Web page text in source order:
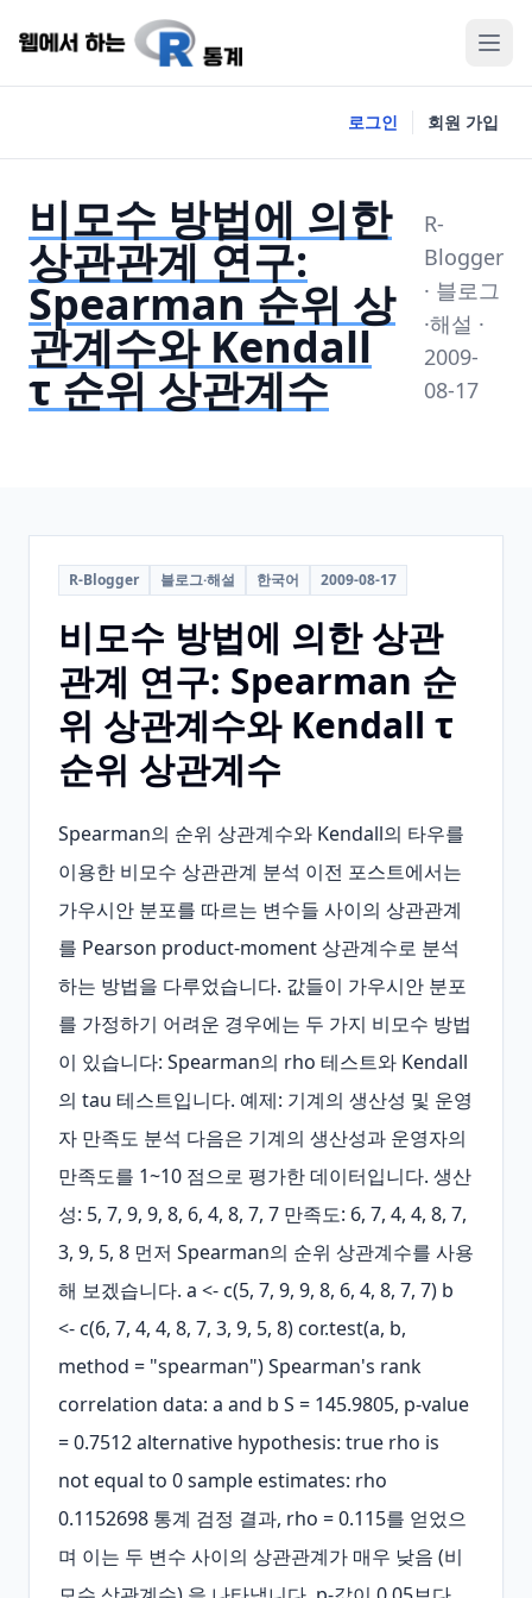
로그인 회원 가입
비모수 방법에 의한
상관관계 연구:
Spearman 순위 상
관계수와 Kendall
τ 순위 상관계수
R-
Blogger
· 블로그
·해설 ·
2009-
08-17
R-Blogger 블로그·해설 한국어 2009-08-17
비모수 방법에 의한 상관
관계 연구: Spearman 순
위 상관계수와 Kendall τ
순위 상관계수
Spearman의 순위 상관계수와 Kendall의 타우를
이용한 비모수 상관관계 분석 이전 포스트에서는
가우시안 분포를 따르는 변수들 사이의 상관관계
를 Pearson product-moment 상관계수로 분석
하는 방법을 다루었습니다. 값들이 가우시안 분포
를 가정하기 어려운 경우에는 두 가지 비모수 방법
이 있습니다: Spearman의 rho 테스트와 Kendall
의 tau 테스트입니다. 예제: 기계의 생산성 및 운영
자 만족도 분석 다음은 기계의 생산성과 운영자의
만족도를 1~10 점으로 평가한 데이터입니다. 생산
성: 5, 7, 9, 9, 8, 6, 4, 8, 7, 7 만족도: 6, 7, 4, 4, 8, 7,
3, 9, 5, 8 먼저 Spearman의 순위 상관계수를 사용
해 보겠습니다. a <- c(5, 7, 9, 9, 8, 6, 4, 8, 7, 7) b
<- c(6, 7, 4, 4, 8, 7, 3, 9, 5, 8) cor.test(a, b,
method = "spearman") Spearman's rank
correlation data: a and b S = 145.9805, p-value
= 0.7512 alternative hypothesis: true rho is
not equal to 0 sample estimates: rho
0.1152698 통계 검정 결과, rho = 0.115를 얻었으
며 이는 두 변수 사이의 상관관계가 매우 낮음 (비